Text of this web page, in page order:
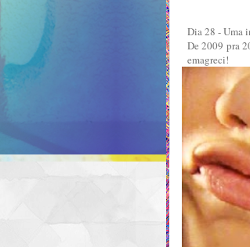
Dia 28 - Uma
De 2009 pra
emagreci!